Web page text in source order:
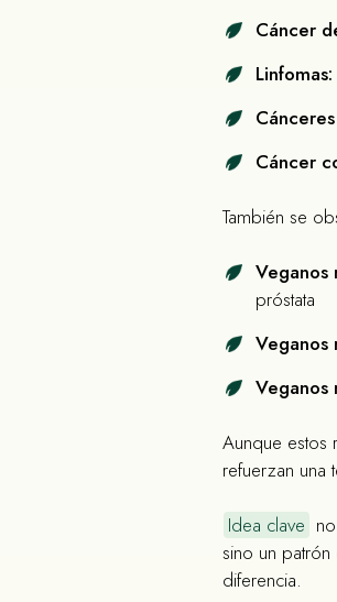
Cáncer
Linfomas:
Cáncer
También se
Veganos
próstata
Veganos
Veganos
Aunque estos
refuerzan una
Idea clave
sino un
diferencia.